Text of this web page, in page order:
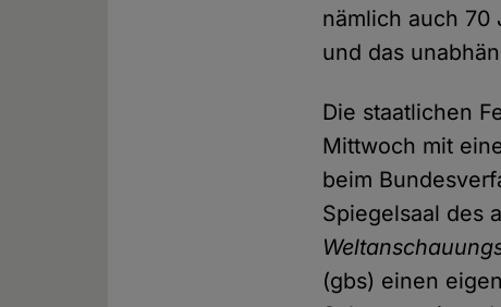
nämlich auch 70
und das
Die staatlichen
Mittwoch mit
beim
Spiegelsaal des
(gbs) einen